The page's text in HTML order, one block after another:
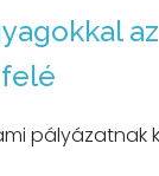
az
pályázatnak